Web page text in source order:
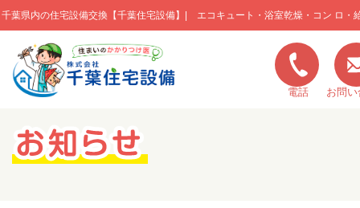
千葉県内の住宅設備交換【千葉住宅設備】| エコキュート・浴室乾燥・コン ロ・
このページの本文へ移動
電話 お問
キャンペーン一覧